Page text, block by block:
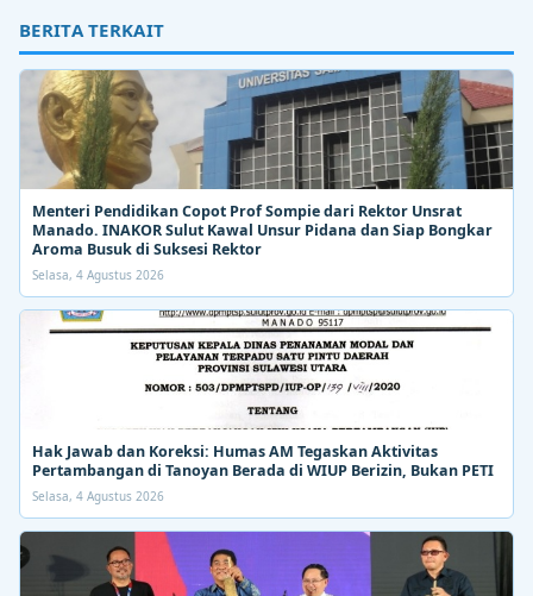
BERITA TERKAIT
Menteri Pendidikan Copot Prof Sompie dari Rektor Unsrat
Manado. INAKOR Sulut Kawal Unsur Pidana dan Siap Bongkar
Aroma Busuk di Suksesi Rektor
Selasa, 4 Agustus 2026
Hak Jawab dan Koreksi: Humas AM Tegaskan Aktivitas
Pertambangan di Tanoyan Berada di WIUP Berizin, Bukan PETI
Selasa, 4 Agustus 2026